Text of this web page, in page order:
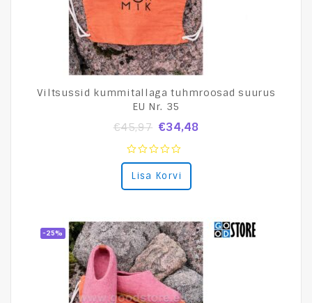
Viltsussid kummitallaga tuhmroosad suurus
EU Nr. 35
€45,97 €34,48
0
out
of
Lisa Korvi
-25%